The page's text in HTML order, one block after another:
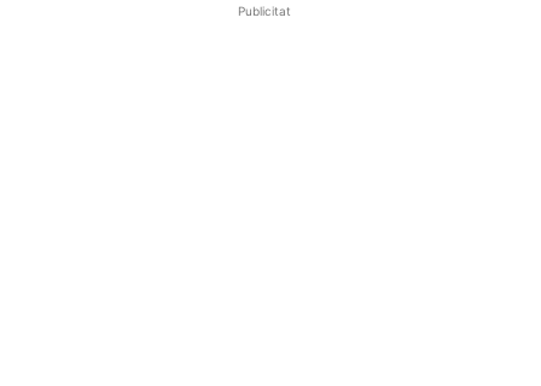
Publicitat